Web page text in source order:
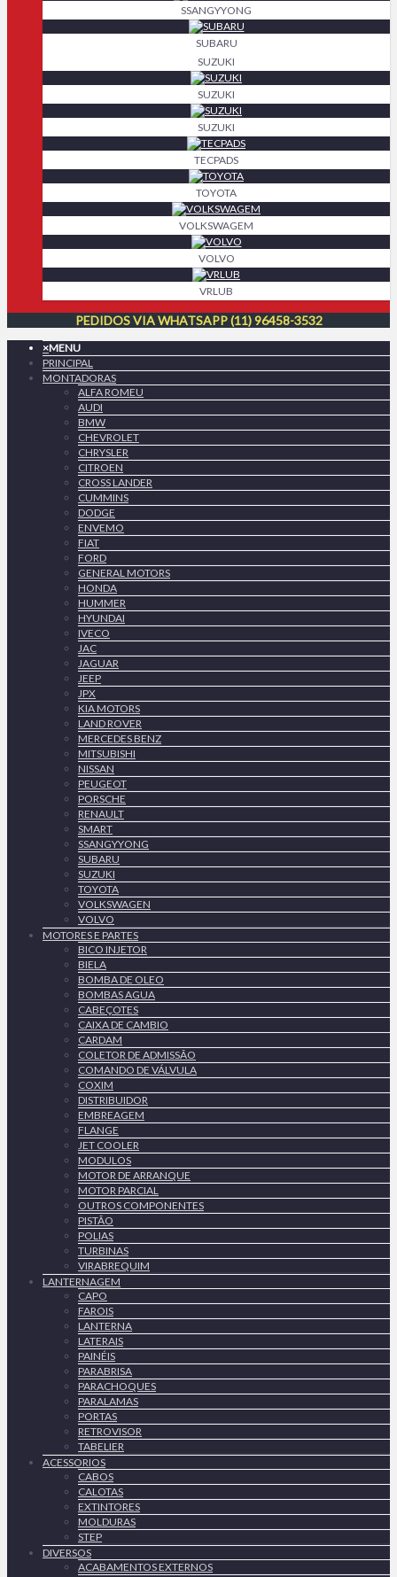
SSANGYYONG
SUBARU
SUZUKI
SUZUKI
SUZUKI
TECPADS
TOYOTA
VOLKSWAGEM
VOLVO
VRLUB
PEDIDOS VIA WHATSAPP (11) 96458-3532
×MENU
PRINCIPAL
MONTADORAS
ALFA ROMEU
AUDI
BMW
CHEVROLET
CHRYSLER
CITROEN
CROSS LANDER
CUMMINS
DODGE
ENVEMO
FIAT
FORD
GENERAL MOTORS
HONDA
HUMMER
HYUNDAI
IVECO
JAC
JAGUAR
JEEP
JPX
KIA MOTORS
LAND ROVER
MERCEDES BENZ
MITSUBISHI
NISSAN
PEUGEOT
PORSCHE
RENAULT
SMART
SSANGYYONG
SUBARU
SUZUKI
TOYOTA
VOLKSWAGEN
VOLVO
MOTORES E PARTES
BICO INJETOR
BIELA
BOMBA DE OLEO
BOMBAS AGUA
CABEÇOTES
CAIXA DE CAMBIO
CARDAM
COLETOR DE ADMISSÃO
COMANDO DE VÁLVULA
COXIM
DISTRIBUIDOR
EMBREAGEM
FLANGE
JET COOLER
MODULOS
MOTOR DE ARRANQUE
MOTOR PARCIAL
OUTROS COMPONENTES
PISTÃO
POLIAS
TURBINAS
VIRABREQUIM
LANTERNAGEM
CAPO
FAROIS
LANTERNA
LATERAIS
PAINÉIS
PARABRISA
PARACHOQUES
PARALAMAS
PORTAS
RETROVISOR
TABELIER
ACESSORIOS
CABOS
CALOTAS
EXTINTORES
MOLDURAS
STEP
DIVERSOS
ACABAMENTOS EXTERNOS